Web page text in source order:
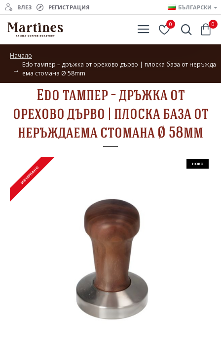
ВЛЕЗ РЕГИСТРАЦИЯ БЪЛГАРСКИ
0 0
Начало
Edo тампер – дръжка от орехово дърво | плоска база от неръжда
ема стомана Ø 58mm
Edo тампер – дръжка от
орехово дърво | плоска база от
неръждаема стомана Ø 58mm
НОВО
ИЗЧЕРПАНО
ИЗЧЕРПАНО